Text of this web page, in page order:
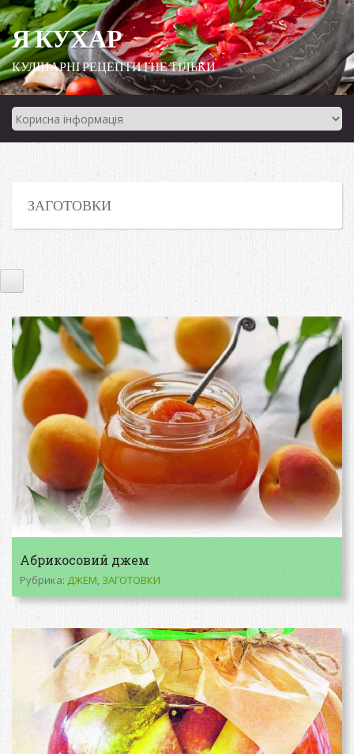
Я КУХАР
КУЛІНАРНІ РЕЦЕПТИ І НЕ ТІЛЬКИ
ЗАГОТОВКИ
Абрикосовий джем
Рубрика: ДЖЕМ, ЗАГОТОВКИ